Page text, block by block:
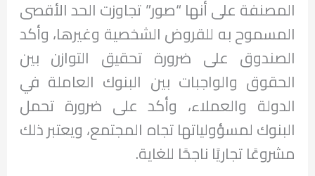
المصنفة على أنها “صور” تجاوزت الحد الأقصى
المسموح به للقروض الشخصية وغيرها، وأكد
الصندوق على ضرورة تحقيق التوازن بين
الحقوق والواجبات بين البنوك العاملة في
الدولة والعملاء، وأكد على ضرورة تحمل
البنوك لمسؤولياتها تجاه المجتمع، ويعتبر ذلك
مشروعًا تجاريًا ناجحًا للغاية.